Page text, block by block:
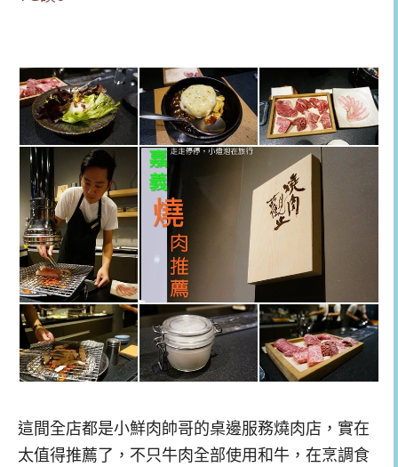
這間全店都是小鮮肉帥哥的桌邊服務燒肉店，實在
太值得推薦了，不只牛肉全部使用和牛，在烹調食